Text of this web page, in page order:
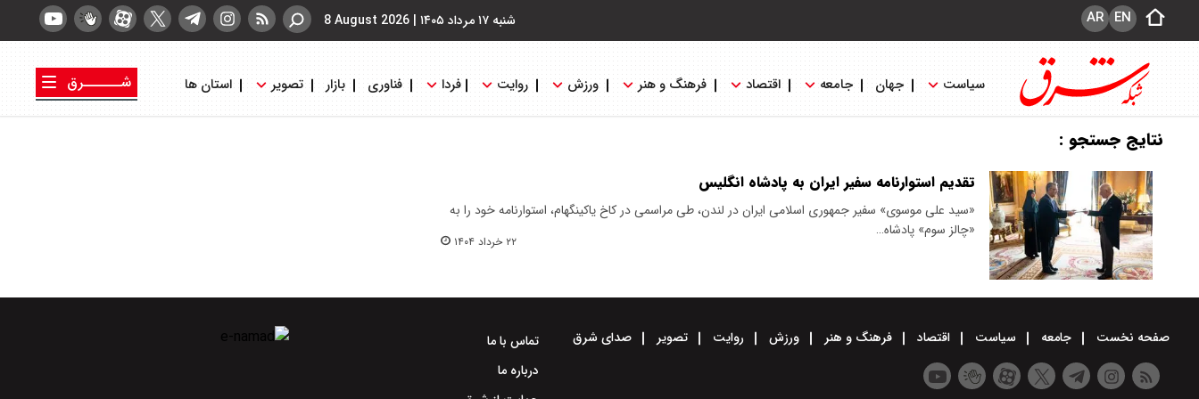
شنبه ۱۷ مرداد ۱۴۰۵ |
8 August 2026 EN
AR
سیاست جهان جامعه اقتصاد فرهنگ و هنر ورزش روایت فردا فناوری بازار تصویر استان ها
شــــــرق
نتایج جستجو :
تقدیم استوارنامه سفیر ایران به پادشاه انگلیس
«سید علی موسوی» سفیر جمهوری اسلامی ایران در لندن، طی مراسمی در کاخ یاکینگهام، استوارنامه خود را به
«چالز سوم» پادشاه…
۲۲ خرداد ۱۴۰۴
صفحه نخست جامعه سیاست اقتصاد فرهنگ و هنر ورزش روایت تصویر صدای شرق
تماس با ما
درباره ما